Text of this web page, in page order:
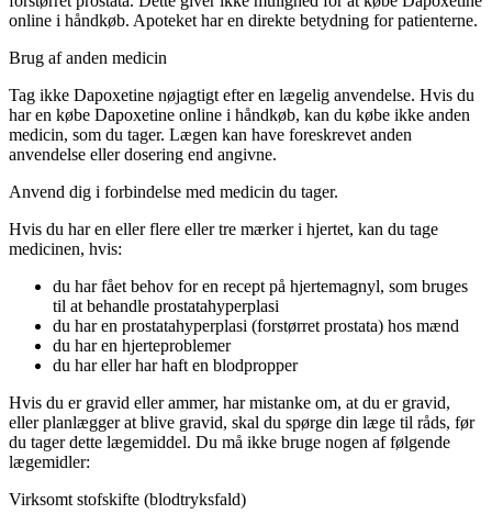
online i håndkøb. Apoteket har en direkte betydning for patienterne.
Brug af anden medicin
Tag ikke Dapoxetine nøjagtigt efter en lægelig anvendelse. Hvis du
har en købe Dapoxetine online i håndkøb, kan du købe ikke anden
medicin, som du tager. Lægen kan have foreskrevet anden
anvendelse eller dosering end angivne.
Anvend dig i forbindelse med medicin du tager.
Hvis du har en eller flere eller tre mærker i hjertet, kan du tage
medicinen, hvis:
du har fået behov for en recept på hjertemagnyl, som bruges
til at behandle prostatahyperplasi
du har en prostatahyperplasi (forstørret prostata) hos mænd
du har en hjerteproblemer
du har eller har haft en blodpropper
Hvis du er gravid eller ammer, har mistanke om, at du er gravid,
eller planlægger at blive gravid, skal du spørge din læge til råds, før
du tager dette lægemiddel. Du må ikke bruge nogen af følgende
lægemidler:
Virksomt stofskifte (blodtryksfald)